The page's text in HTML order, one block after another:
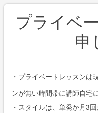
プライベ
申
・プライベートレッスンは
ンが無い時間帯に講師自宅
・スタイルは、単発か月3回